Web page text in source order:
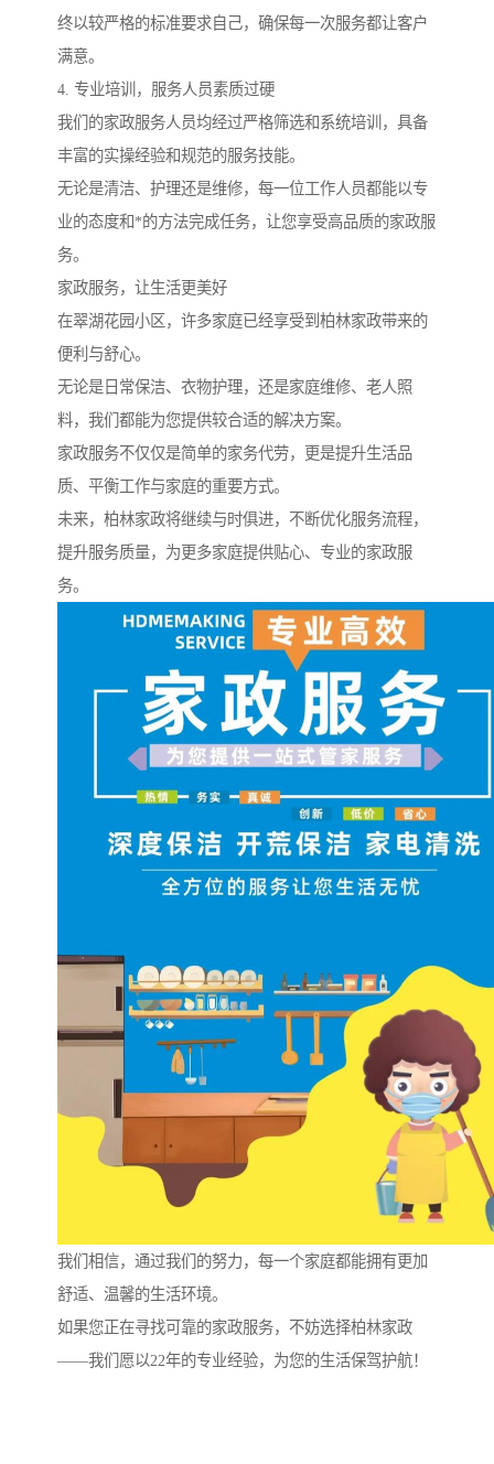
终以较严格的标准要求自己，确保每一次服务都让客户
满意。
4. 专业培训，服务人员素质过硬
我们的家政服务人员均经过严格筛选和系统培训，具备
丰富的实操经验和规范的服务技能。
无论是清洁、护理还是维修，每一位工作人员都能以专
业的态度和*的方法完成任务，让您享受高品质的家政服
务。
家政服务，让生活更美好
在翠湖花园小区，许多家庭已经享受到柏林家政带来的
便利与舒心。
无论是日常保洁、衣物护理，还是家庭维修、老人照
料，我们都能为您提供较合适的解决方案。
家政服务不仅仅是简单的家务代劳，更是提升生活品
质、平衡工作与家庭的重要方式。
未来，柏林家政将继续与时俱进，不断优化服务流程，
提升服务质量，为更多家庭提供贴心、专业的家政服
务。
我们相信，通过我们的努力，每一个家庭都能拥有更加
舒适、温馨的生活环境。
如果您正在寻找可靠的家政服务，不妨选择柏林家政
——我们愿以22年的专业经验，为您的生活保驾护航！